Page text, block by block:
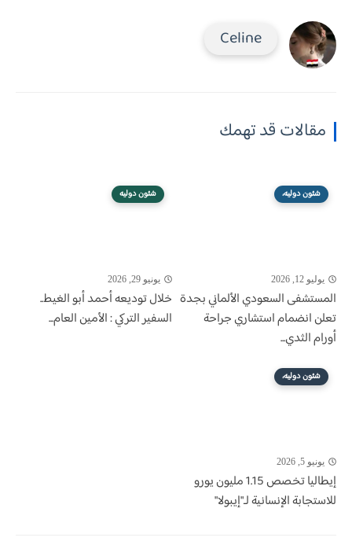
Celine
مقالات قد تهمك
شئون دوليه،
يوليو 12, 2026
المستشفى السعودي الألماني بجدة
تعلن انضمام استشاري جراحة
أورام الثدي...
شئون دوليه
يونيو 29, 2026
خلال توديعه أحمد أبو الغيط..
السفير التركي : الأمين العام...
شئون دوليه،
يونيو 5, 2026
إيطاليا تخصص 1.15 مليون يورو
للاستجابة الإنسانية لـ"إيبولا"